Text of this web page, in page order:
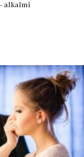
alkalmi